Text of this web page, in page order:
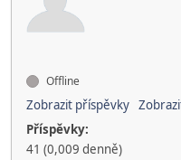
Offline
Zobrazit příspěvky
Příspěvky:
41 (0,009 denně)